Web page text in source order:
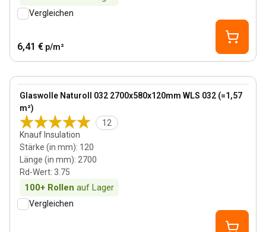
Vergleichen
6,41 € p/m²
Glaswolle Naturoll 032 2700x580x120mm WLS 032 (=1,57
m²)
12
Knauf Insulation
Stärke (in mm): 120
Länge (in mm): 2700
Rd-Wert: 3.75
100+ Rollen auf Lager
View product
Vergleichen